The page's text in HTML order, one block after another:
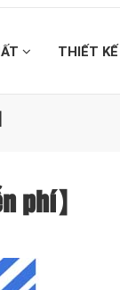
THIẾT KẾ
phí】